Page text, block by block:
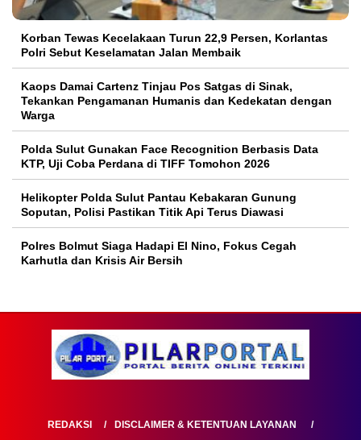
Korban Tewas Kecelakaan Turun 22,9 Persen, Korlantas
Polri Sebut Keselamatan Jalan Membaik
Kaops Damai Cartenz Tinjau Pos Satgas di Sinak,
Tekankan Pengamanan Humanis dan Kedekatan dengan
Warga
Polda Sulut Gunakan Face Recognition Berbasis Data
KTP, Uji Coba Perdana di TIFF Tomohon 2026
Helikopter Polda Sulut Pantau Kebakaran Gunung
Soputan, Polisi Pastikan Titik Api Terus Diawasi
Polres Bolmut Siaga Hadapi El Nino, Fokus Cegah
Karhutla dan Krisis Air Bersih
REDAKSI
DISCLAIMER & KETENTUAN LAYANAN